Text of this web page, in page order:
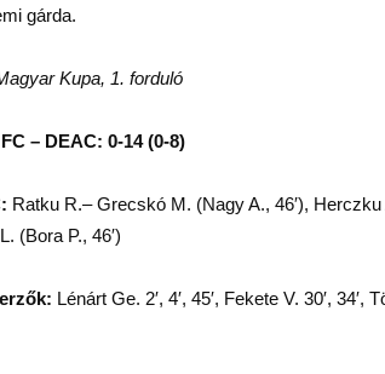
gárda.
Kupa, 1. forduló
– DEAC: 0-14 (0-8)
Ratku R.– Grecskó M. (Nagy A., 46′),
(Bora P., 46′)
Lénárt Ge. 2′, 4′, 45′, Fekete V. 30′, 34′,